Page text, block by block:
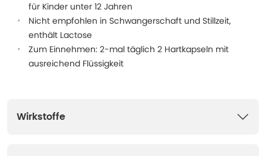
für Kinder unter 12 Jahren
Nicht empfohlen in Schwangerschaft und Stillzeit,
enthält Lactose
Zum Einnehmen: 2-mal täglich 2 Hartkapseln mit
ausreichend Flüssigkeit
Wirkstoffe